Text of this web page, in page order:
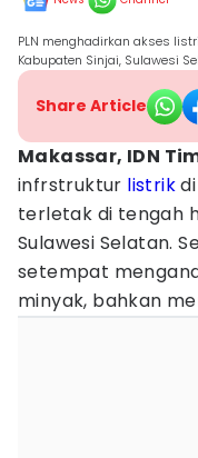
PLN menghadirkan akses
Kabupaten Sinjai, Sulawesi
Share Article
Makassar, IDN
infrstruktur listrik
terletak di tengah
Sulawesi Selatan.
setempat
minyak, bahkan